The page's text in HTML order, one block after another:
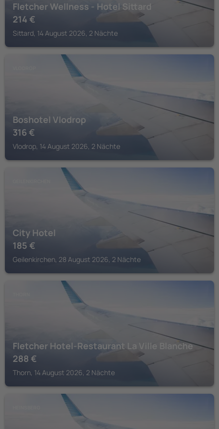
Fletcher Wellness - Hotel Sittard
214 €
Sittard, 14 August 2026, 2 Nächte
Boshotel Vlodrop
316 €
Vlodrop, 14 August 2026, 2 Nächte
City Hotel
185 €
Geilenkirchen, 28 August 2026, 2 Nächte
Fletcher Hotel-Restaurant La Ville Blanche
288 €
Thorn, 14 August 2026, 2 Nächte